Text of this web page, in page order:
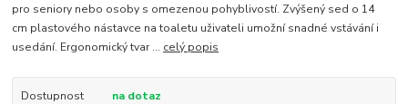
pro seniory nebo osoby s omezenou pohyblivostí. Zvýšený sed o 14
cm plastového nástavce na toaletu uživateli umožní snadné vstávání i
usedání. Ergonomický tvar ... celý popis
Dostupnost na dotaz